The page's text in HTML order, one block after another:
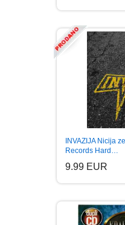
INVAZIJA Nicija
Records Hard…
9.99 EUR